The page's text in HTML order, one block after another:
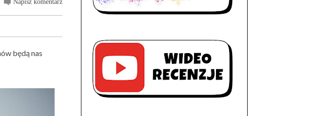
Napisz komentarz
będą nas